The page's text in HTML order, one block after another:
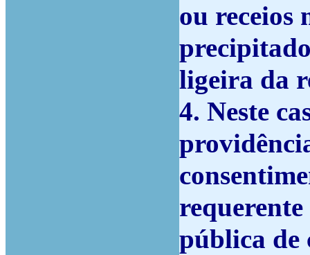
ou receios
ligeira da
4. Neste
pública de